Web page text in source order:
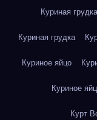
Куриная грудка
Куриная грудка
Куриное яйцо
Куриное
Курт